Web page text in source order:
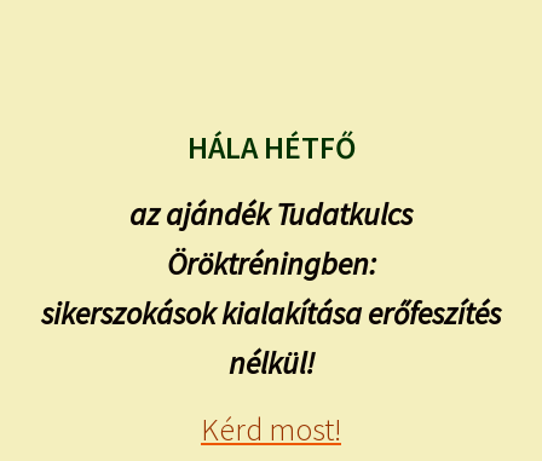
HÁLA HÉTFŐ
az ajándék Tudatkulcs
Öröktréningben:
sikerszokások kialakítása erőfeszítés
nélkül!
Kérd most!